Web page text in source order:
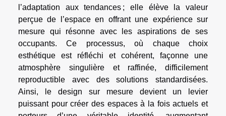
l’adaptation aux tendances ; elle élève la valeur
perçue de l’espace en offrant une expérience sur
mesure qui résonne avec les aspirations de ses
occupants. Ce processus, où chaque choix
esthétique est réfléchi et cohérent, façonne une
atmosphère singulière et raffinée, difficilement
reproductible avec des solutions standardisées.
Ainsi, le design sur mesure devient un levier
puissant pour créer des espaces à la fois actuels et